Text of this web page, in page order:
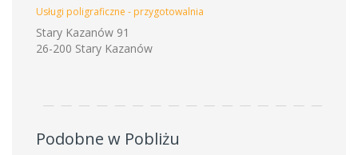
Usługi poligraficzne - przygotowalnia
Stary Kazanów 91
26-200 Stary Kazanów
Podobne w Pobliżu